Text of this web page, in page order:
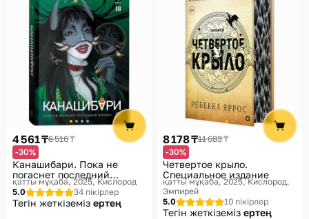
4 561 ₸6 516 ₸
-30%
Канашибари. Пока не
погаснет последний
фонарь. Том 3
қатты мұқаба, 2025 Кислород
5.0
34 пікірлер
Тегін жеткіземіз ертең
8 178 ₸11 683 ₸
-30%
Четвертое крыло.
Специальное издание
қатты мұқаба, 2025 Кислород,
Эмпирей
5.0
10 пікірлер
Тегін жеткіземіз ертең